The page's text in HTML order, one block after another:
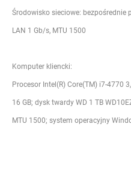
Środowisko sieciowe: bezpośrednie
LAN 1 Gb/s, MTU 1500
Komputer kliencki:
Procesor Intel(R) Core(TM) i7-4770
16 GB; dysk twardy WD 1 TB
MTU 1500; system operacyjny